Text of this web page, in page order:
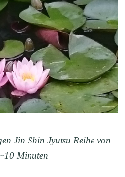
Jin Shin Jyutsu Reihe von
Minuten